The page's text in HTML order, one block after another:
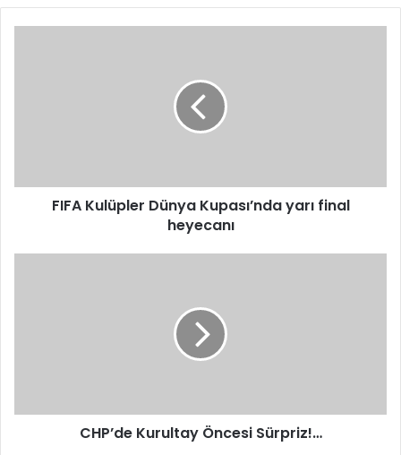
FIFA Kulüpler Dünya Kupası’nda yarı final
heyecanı
CHP’de Kurultay Öncesi Sürpriz!…